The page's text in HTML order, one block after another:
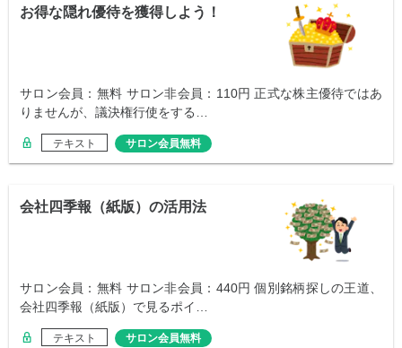
お得な隠れ優待を獲得しよう！
サロン会員：無料 サロン非会員：110円 正式な株主優待ではあ
りませんが、議決権行使をする…
テキスト サロン会員無料
会社四季報（紙版）の活用法
サロン会員：無料 サロン非会員：440円 個別銘柄探しの王道、
会社四季報（紙版）で見るポイ…
テキスト サロン会員無料